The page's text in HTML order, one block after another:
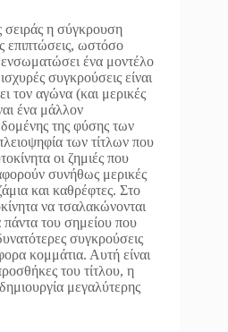
σειράς η σύγκρουση
επιπτώσεις, ωστόσο
ένα μοντέλο
συγκρούσεις είναι
τον αγώνα (και μερικές
ένα μάλλον
της φύσης των
των τίτλων που
οι ζημιές που
συνήθως μερικές
και καθρέφτες. Στο
να τσαλακώνονται
του σημείου που
συγκρούσεις
κομμάτια. Αυτή είναι
του τίτλου, η
μεγαλύτερης